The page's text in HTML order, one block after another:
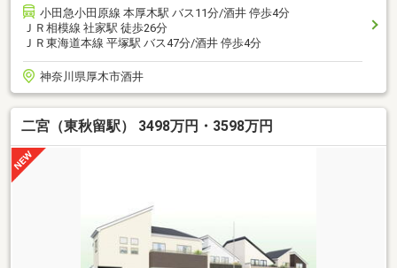
小田急小田原線 本厚木駅 バス11分/酒井 停歩4分
ＪＲ相模線 社家駅 徒歩26分
ＪＲ東海道本線 平塚駅 バス47分/酒井 停歩4分
神奈川県厚木市酒井
二宮（東秋留駅） 3498万円・3598万円